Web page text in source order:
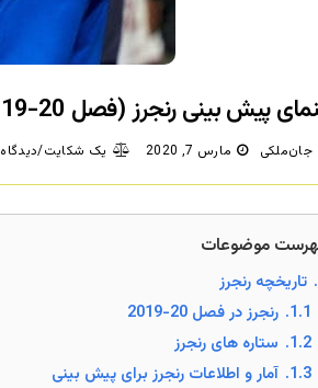
پیش بینی رنجرز (فصل 20-2019)
جان‌ملکی مارس 7, 2020 یک شکایت/دیدگاه
موضوعات
تاریخچه رنجرز
1.1. رنجرز در فصل 20-2019
1.2. ستاره های رنجرز
1.3. آمار و اطلاعات رنجرز برای پیش بینی